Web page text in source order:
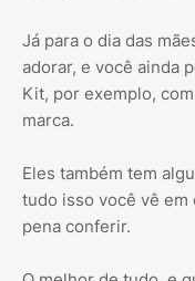
Já para o dia das
adorar, e você ainda
Kit, por exemplo,
marca.
Eles também tem
tudo isso você vê em
pena conferir.